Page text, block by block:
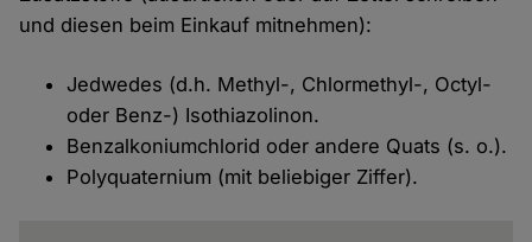
und diesen beim Einkauf mitnehmen):
Jedwedes (d.h. Methyl-, Chlormethyl-, Octyl-
oder Benz-) Isothiazolinon.
Benzalkoniumchlorid oder andere Quats (s. o.).
Polyquaternium (mit beliebiger Ziffer).